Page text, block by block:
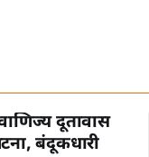
दूतावास
बंदूकधारी